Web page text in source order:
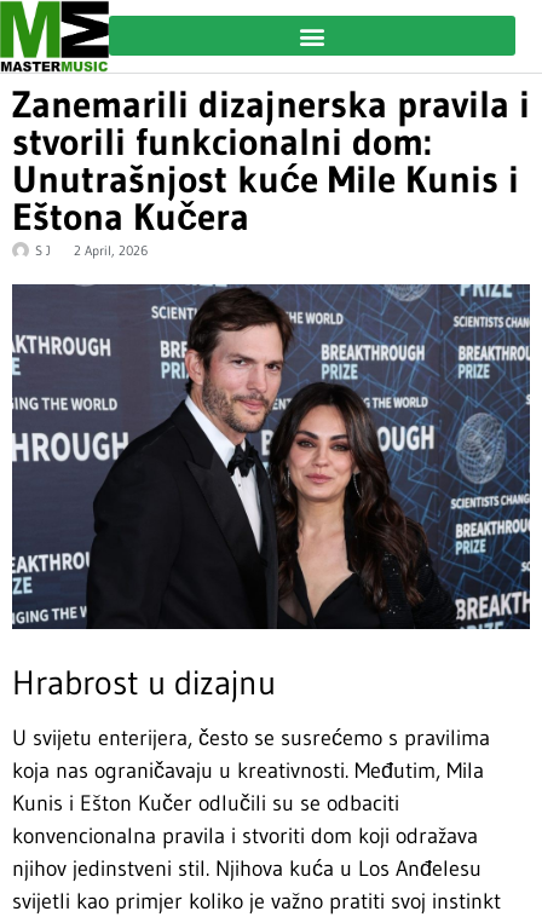
Zanemarili dizajnerska pravila i
stvorili funkcionalni dom:
Unutrašnjost kuće Mile Kunis i
Eštona Kučera
S J 2 April, 2026
Hrabrost u dizajnu
U svijetu enterijera, često se susrećemo s pravilima
koja nas ograničavaju u kreativnosti. Međutim, Mila
Kunis i Ešton Kučer odlučili su se odbaciti
konvencionalna pravila i stvoriti dom koji odražava
njihov jedinstveni stil. Njihova kuća u Los Anđelesu
svijetli kao primjer koliko je važno pratiti svoj instinkt